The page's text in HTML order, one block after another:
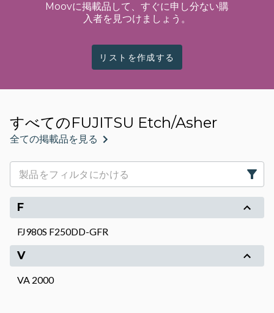
Moovに掲載品して、すぐに申し分ない購
入者を見つけましょう。
リストを作成する
すべてのFUJITSU Etch/Asher
全ての掲載品を見る
F
FJ980S F250DD-GFR
V
VA 2000